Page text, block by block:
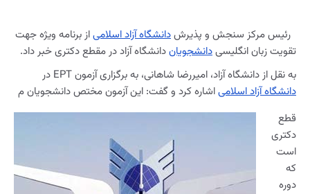
رئیس مرکز سنجش و پذیرشدانشگاه آزاد اسلامیاز برنامه ویژه جهت
تقویت زبان انگلیسیدانشجویاندانشگاه آزاد در مقطع دکتری خبر داد.
به نقل از دانشگاه آزاد، امیررضا شاهانی، به برگزاری آزمون EPT در
دانشگاه آزاد اسلامیاشاره کرد و گفت: این آزمون مختص دانشجویان م
قطع
دکتری
است
که
دوره